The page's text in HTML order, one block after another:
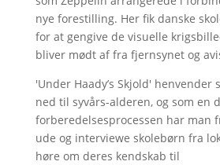
nye forestilling. Her fik danske
for at gengive de visuelle
bliver mødt af fra fjernsynet og
'Under Haady’s Skjold'
ned til syvårs-alderen, og som en
forberedelsesprocessen har man
ude og interviewe skolebørn fra
høre om deres kendskab til